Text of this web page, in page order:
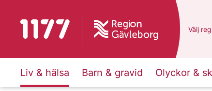
Till startsidan för 1177 Du har
Välj en
Liv & hälsa Barn & gravid Olyckor &